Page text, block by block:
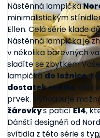
Nástěnná lampička
minimalistickým
Ellen. Celá série klade
Nástěnná lampička je
v několika barevných
sladíte se zbytkem
lampičkado ložnice,
dostatek světla, ale i
prvek. Výhodou je
žárovkys paticíE14,
Dánští designéři od
svítidla z této série s